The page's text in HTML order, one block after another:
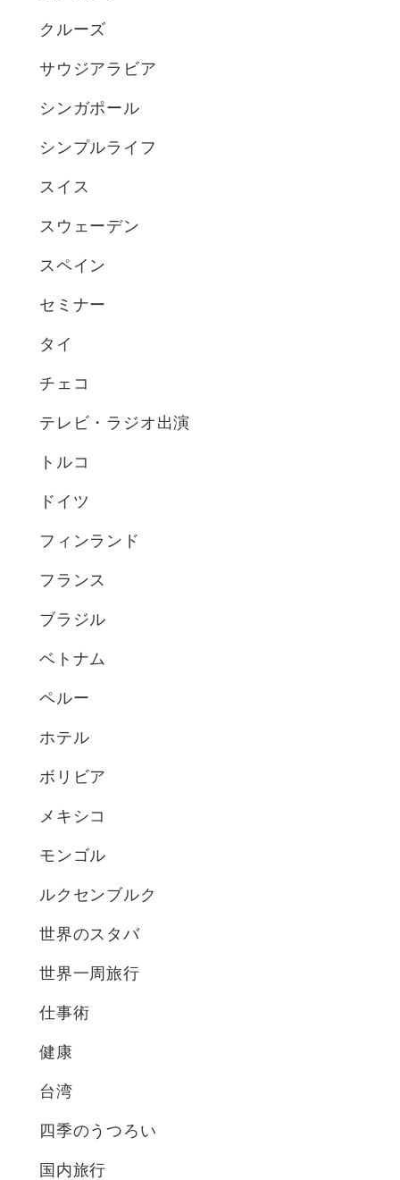
クルーズ
サウジアラビア
シンガポール
シンプルライフ
スイス
スウェーデン
スペイン
セミナー
タイ
チェコ
テレビ・ラジオ出演
トルコ
ドイツ
フィンランド
フランス
ブラジル
ベトナム
ペルー
ホテル
ボリビア
メキシコ
モンゴル
ルクセンブルク
世界のスタバ
世界一周旅行
仕事術
健康
台湾
四季のうつろい
国内旅行